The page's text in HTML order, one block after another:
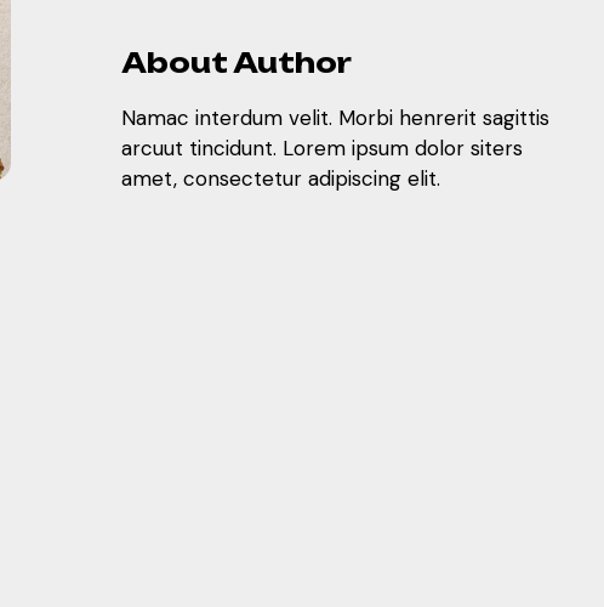
About Author
Namac interdum velit. Morbi henrerit sagittis
arcuut tincidunt. Lorem ipsum dolor siters
amet, consectetur adipiscing elit.